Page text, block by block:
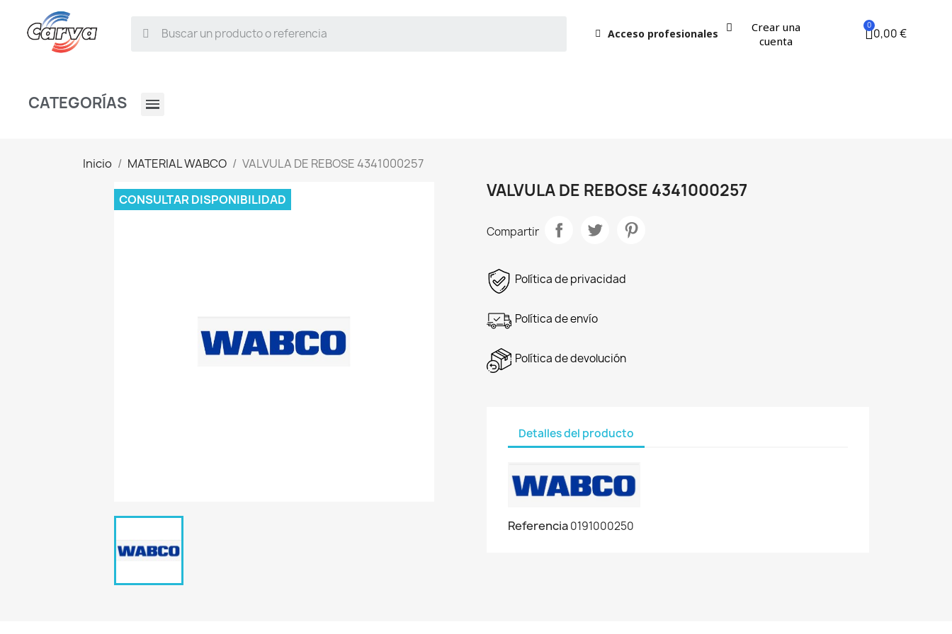
Acceso profesionales
Crear una
cuenta
0,00 €
CATEGORÍAS
Inicio MATERIAL WABCO VALVULA DE REBOSE 4341000257
CONSULTAR DISPONIBILIDAD VALVULA DE REBOSE 4341000257
Compartir
Política de privacidad
Política de envío
Política de devolución
Detalles del producto
Referencia0191000250